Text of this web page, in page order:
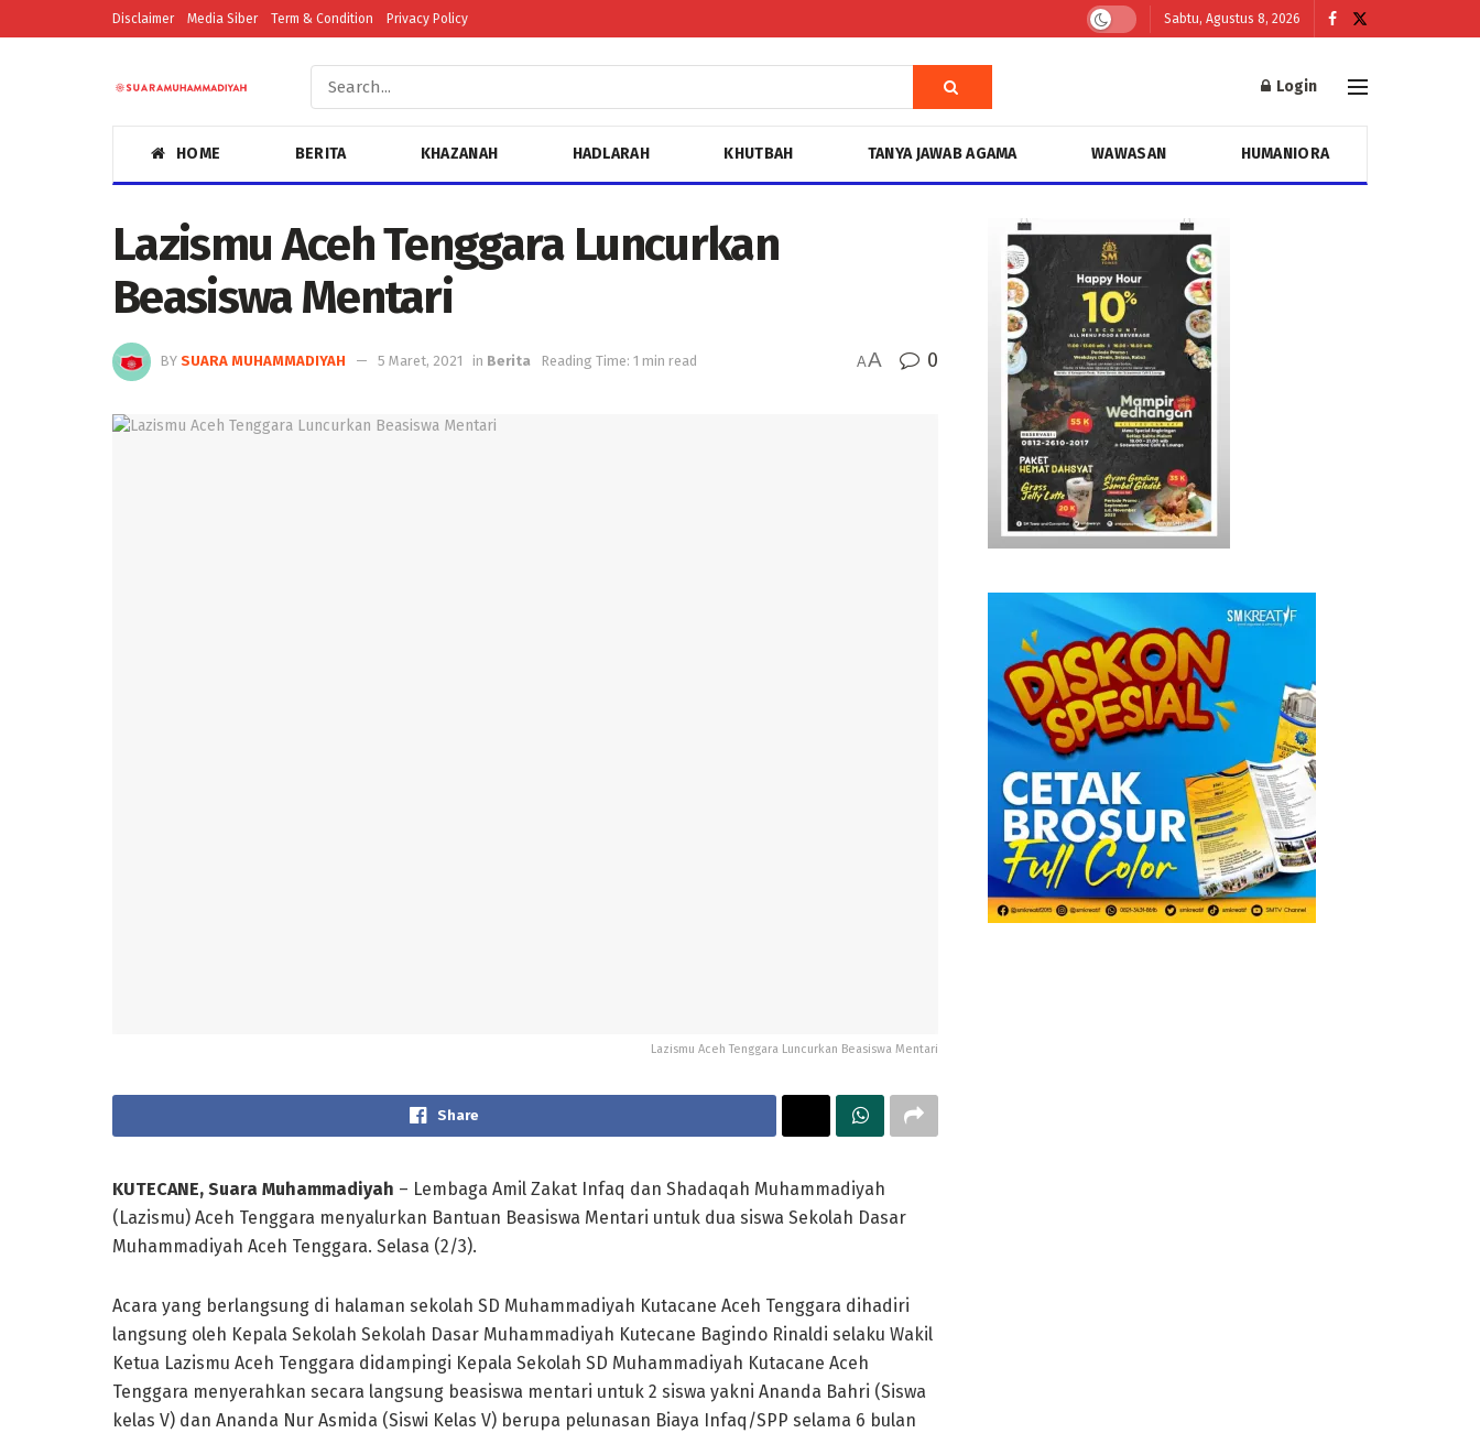
Disclaimer Media Siber Term & Condition Privacy Policy Sabtu, Agustus 8, 2026
Login
HOME BERITA KHAZANAH HADLARAH KHUTBAH TANYA JAWAB AGAMA WAWASAN HUMANIORA
Lazismu Aceh Tenggara Luncurkan
Beasiswa Mentari
BY SUARA MUHAMMADIYAH 5 Maret, 2021 in Berita Reading Time: 1 min read AA 0
Lazismu Aceh Tenggara Luncurkan Beasiswa Mentari
Share
KUTECANE, Suara Muhammadiyah – Lembaga Amil Zakat Infaq dan Shadaqah Muhammadiyah
(Lazismu) Aceh Tenggara menyalurkan Bantuan Beasiswa Mentari untuk dua siswa Sekolah Dasar
Muhammadiyah Aceh Tenggara. Selasa (2/3).
Acara yang berlangsung di halaman sekolah SD Muhammadiyah Kutacane Aceh Tenggara dihadiri
langsung oleh Kepala Sekolah Sekolah Dasar Muhammadiyah Kutecane Bagindo Rinaldi selaku Wakil
Ketua Lazismu Aceh Tenggara didampingi Kepala Sekolah SD Muhammadiyah Kutacane Aceh
Tenggara menyerahkan secara langsung beasiswa mentari untuk 2 siswa yakni Ananda Bahri (Siswa
kelas V) dan Ananda Nur Asmida (Siswi Kelas V) berupa pelunasan Biaya Infaq/SPP selama 6 bulan